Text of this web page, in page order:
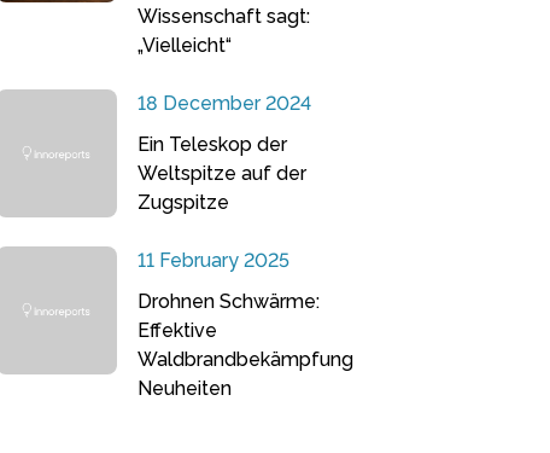
Wissenschaft sagt:
„Vielleicht“
18 December 2024
Ein Teleskop der
Weltspitze auf der
Zugspitze
11 February 2025
Drohnen Schwärme:
Effektive
Waldbrandbekämpfung
Neuheiten